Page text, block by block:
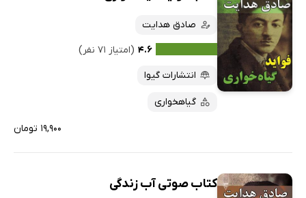
صادق هدایت
۴.۶ (امتیاز ۷۱ نفر)
انتشارات گیوا
گیاهخواری
۱۹,۹۰۰ تومان
کتاب صوتی آب زندگی